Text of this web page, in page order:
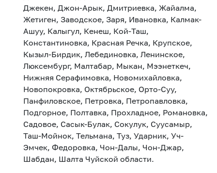
Джекен, Джон-Арык, Дмитриевка, Жайалма,
Жетиген, Заводское, Заря, Ивановка, Калмак-
Ашуу, Калыгул, Кенеш, Кой-Таш,
Константиновка, Красная Речка, Крупское,
Кызыл-Бирдик, Лебединовка, Ленинское,
Люксембург, Малтабар, Мыкан, Мээнеткеч,
Нижняя Серафимовка, Новомихайловка,
Новопокровка, Октябрьское, Орто-Суу,
Панфиловское, Петровка, Петропавловка,
Подгорное, Полтавка, Прохладное, Романовка,
Садовое, Сасык-Булак, Сокулук, Суусамыр,
Таш-Мойнок, Тельмана, Туз, Ударник, Уч-
Эмчек, Федоровка, Чон-Далы, Чон-Джар,
Шабдан, Шалта Чуйской области.